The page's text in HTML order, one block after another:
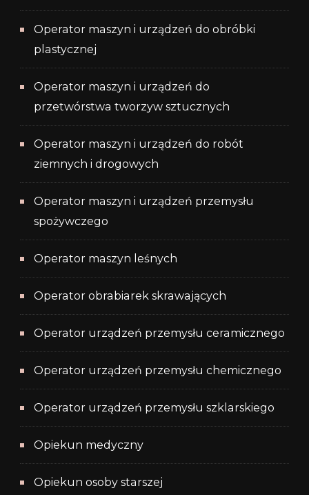
Operator maszyn i urządzeń do obróbki
plastycznej
Operator maszyn i urządzeń do
przetwórstwa tworzyw sztucznych
Operator maszyn i urządzeń do robót
ziemnych i drogowych
Operator maszyn i urządzeń przemysłu
spożywczego
Operator maszyn leśnych
Operator obrabiarek skrawających
Operator urządzeń przemysłu ceramicznego
Operator urządzeń przemysłu chemicznego
Operator urządzeń przemysłu szklarskiego
Opiekun medyczny
Opiekun osoby starszej